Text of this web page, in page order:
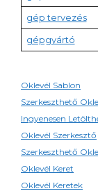
gép tervezés
gépgyártó
Oklevél Sablon
Szerkeszthető
Ingyenesen
Oklevél Szerkesztő
Szerkeszthető
Oklevél Keret
Oklevél Keretek